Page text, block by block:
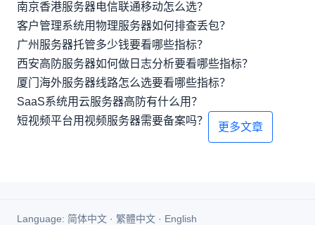
南京香港服务器电信联通移动怎么选？
客户管理系统用物理服务器如何排查丢包？
广州服务器托管多少钱要看哪些指标？
西安高防服务器如何做日志分析要看哪些指标？
厦门海外服务器线路怎么选要看哪些指标？
SaaS系统用云服务器高防有什么用？
短视频平台用视频服务器需要备案吗？
更多文章
Language: 简体中文 · 繁體中文 · English